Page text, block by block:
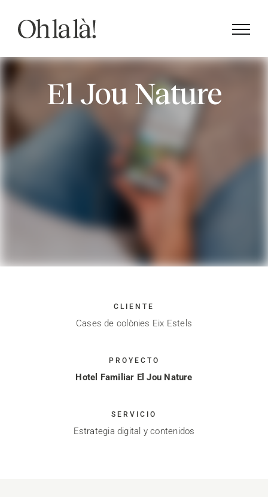
contenido
El Jou Nature
CLIENTE
Cases de colònies Eix Estels
PROYECTO
Hotel Familiar El Jou Nature
SERVICIO
Estrategia digital y contenidos